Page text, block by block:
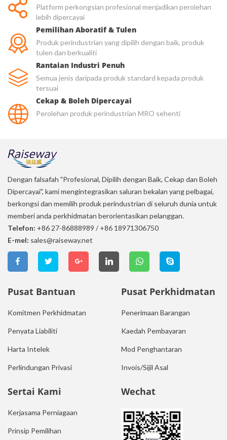
Platform perkongsian profesional menjadikan perolehan
lebih dipercayai
Pemilihan Aboratif & Tulen
Produk perindustrian yang dipilih dengan baik, produk
tulen dan berkualiti
Rantaian Industri Penuh
Semua jenis daripada produk standard kepada produk
tersuai
Cekap & Boleh Dipercayai
Perolehan produk perindustrian MRO sehenti
Dengan falsafah "Profesional, Dipilih dengan Baik, Cekap dan Boleh
Dipercayai", kami mengintegrasikan saluran bekalan yang pelbagai,
berkongsi dan memilih produk perindustrian di seluruh dunia untuk
memberi anda perkhidmatan berorientasikan pelanggan.
Telefon: +86 27-86888989 / +86 18971306750
E-mel: sales@raiseway.net
Pusat Bantuan
Komitmen Perkhidmatan
Penyata Liabiliti
Harta Intelek
Perlindungan Privasi
Pusat Perkhidmatan
Penerimaan Barangan
Kaedah Pembayaran
Mod Penghantaran
Invois/Sijil Asal
Sertai Kami
Kerjasama Perniagaan
Prinsip Pemilihan
Wechat